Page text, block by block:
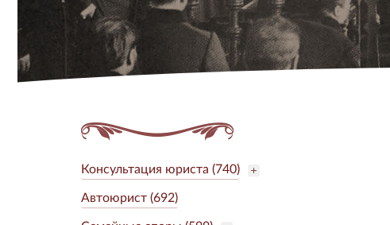
Консультация юриста (740)
Автоюрист (692)